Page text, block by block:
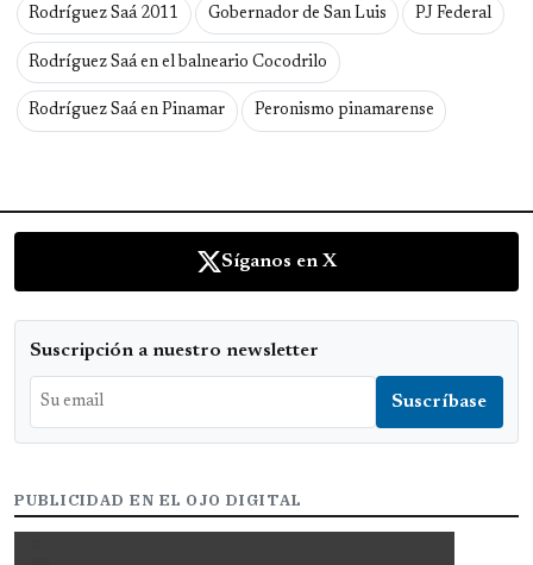
Rodríguez Saá 2011 Gobernador de San Luis PJ Federal
Rodríguez Saá en el balneario Cocodrilo
Rodríguez Saá en Pinamar Peronismo pinamarense
Síganos en X
Suscripción a nuestro newsletter
PUBLICIDAD EN EL OJO DIGITAL